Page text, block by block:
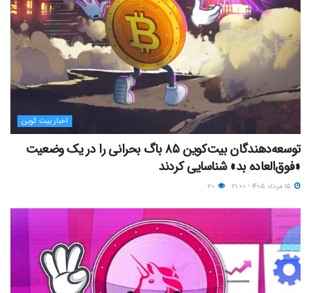
اخبار بیت کوین
توسعه‌دهندگان بیت‌کوین ۸۵ باگ بحرانی را در یک وضعیت
«فوق‌العاده بد» شناسایی کردند